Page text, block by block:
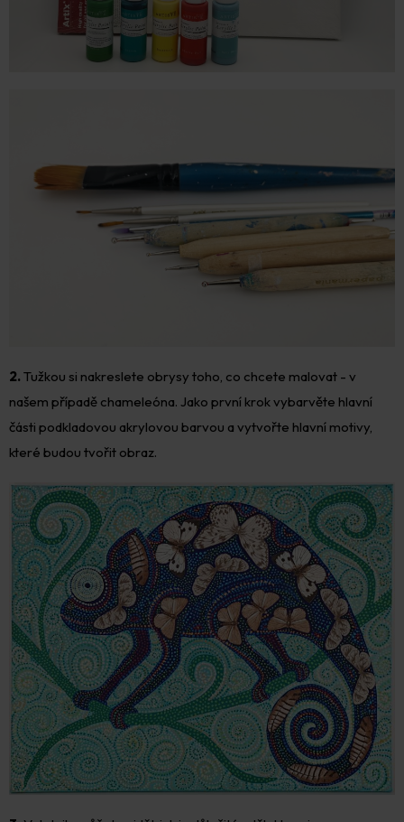
2. Tužkou si nakreslete obrysy toho, co chcete malovat - v
našem případě chameleóna. Jako první krok vybarvěte hlavní
části podkladovou akrylovou barvou a vytvořte hlavní motivy,
které budou tvořit obraz.